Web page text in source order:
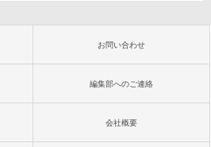
お問い合わせ
編集部へのご連絡
会社概要